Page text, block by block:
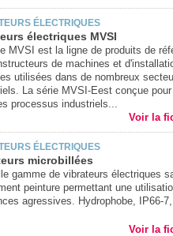
ÉLECTRIQUES
électriques MVSI
MVSI est la ligne de produits de
de machines et
utilisées dans de nombreux
La série MVSI-Eest conçue
processus industriels...
Voir la
ÉLECTRIQUES
microbillées
gamme de vibrateurs électriques
peinture permettant une
agressives. Hydrophobe, IP66-
Voir la